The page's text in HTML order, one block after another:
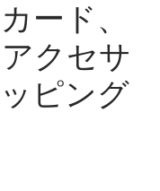
ード、
クセサ
ピング